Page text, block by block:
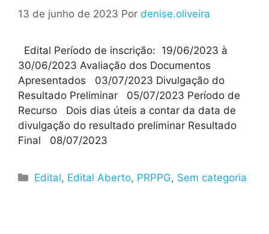
13 de junho de 2023 Por denise.oliveira
Edital Período de inscrição: 19/06/2023 à
30/06/2023 Avaliação dos Documentos
Apresentados 03/07/2023 Divulgação do
Resultado Preliminar 05/07/2023 Período de
Recurso Dois dias úteis a contar da data de
divulgação do resultado preliminar Resultado
Final 08/07/2023
Edital, Edital Aberto, PRPPG, Sem categoria